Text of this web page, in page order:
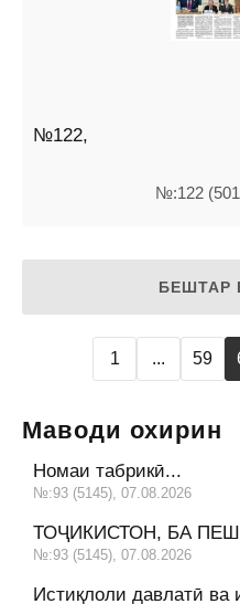
№122,
№:122
БЕШТАР
1 ... 59
Маводи охирин
Номаи табрикӣ...
№:93 (5145), 07.08.2026
ТОҶИКИСТОН, БА
№:93 (5145), 07.08.2026
Истиқлоли давлатӣ ва